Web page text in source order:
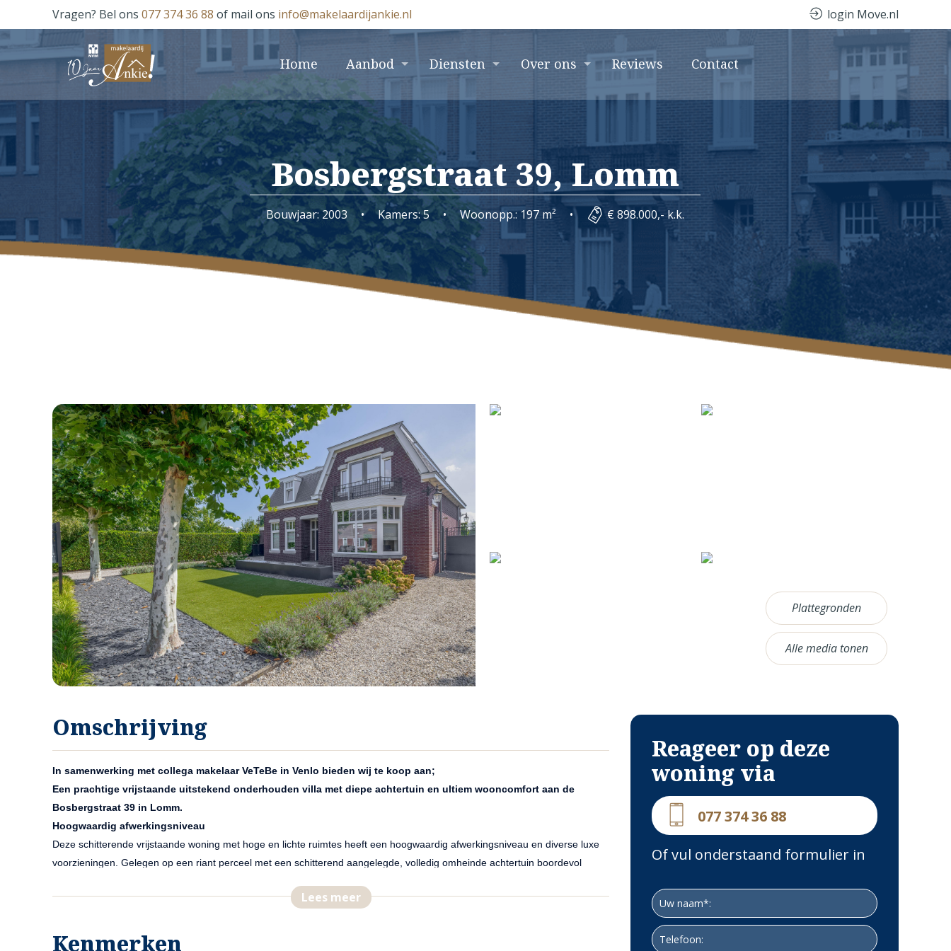
Vragen? Bel ons077 374 36 88 of mail ons info@makelaardijankie.nl login Move.nl
Home Aanbod Diensten Over ons Reviews Contact
Bosbergstraat 39, Lomm
Bouwjaar: 2003 • Kamers: 5 • Woonopp.: 197 m² • € 898.000,- k.k.
Plattegronden
Alle media tonen
Omschrijving
In samenwerking met collega makelaar VeTeBe in Venlo bieden wij te koop aan;
Een prachtige vrijstaande uitstekend onderhouden villa met diepe achtertuin en ultiem wooncomfort aan de
Bosbergstraat 39 in Lomm.
Hoogwaardig afwerkingsniveau
Deze schitterende vrijstaande woning met hoge en lichte ruimtes heeft een hoogwaardig afwerkingsniveau en diverse luxe
voorzieningen. Gelegen op een riant perceel met een schitterend aangelegde, volledig omheinde achtertuin boordevol
Ruimte met mogelijkheid tot realisatie van bijvoorbeeld een mantelzorgwoning
voortuin is keurig aangelegd en voorzien van een dubbele oprit met plek voor maar liefst vier auto's.
Lees meer
Kenmerken
Reageer op deze
woning via
077 374 36 88
Of vul onderstaand formulier in